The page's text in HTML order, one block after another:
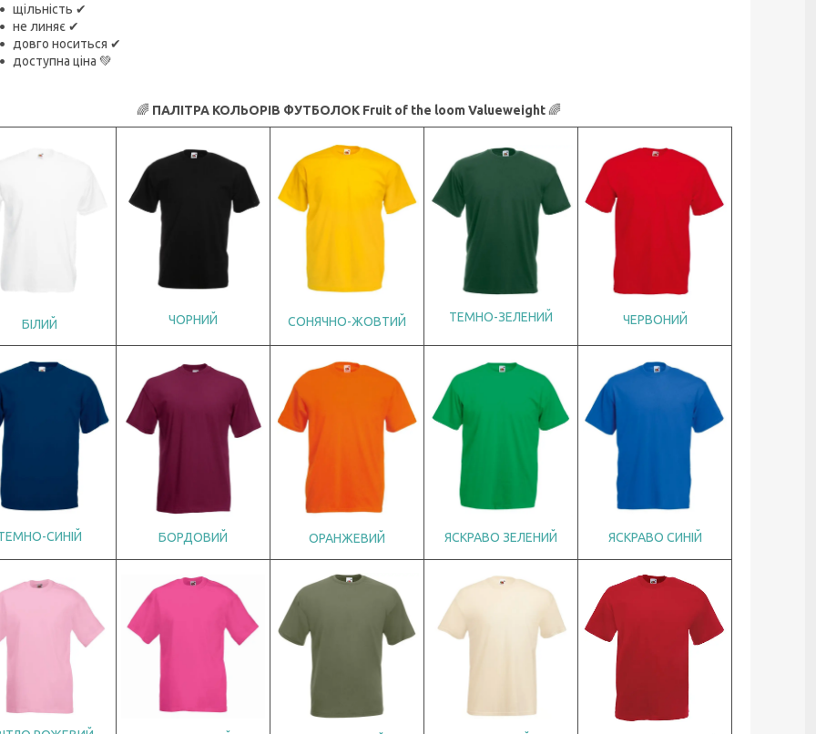
щільність ✔
не линяє ✔
довго носиться ✔
доступна ціна 💚
🌈 ПАЛІТРА КОЛЬОРІВ ФУТБОЛОК Fruit of the loom Valueweight 🌈
БІЛИЙ ЧОРНИЙ СОНЯЧНО-ЖОВТИЙ ТЕМНО-ЗЕЛЕНИЙ ЧЕРВОНИЙ
ЕМНО-СИНІЙ БОРДОВИЙ ОРАНЖЕВИЙ ЯСКРАВО ЗЕЛЕНИЙ ЯСКРАВО СИНІЙ